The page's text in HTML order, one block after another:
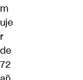
m
uje
r
de
72